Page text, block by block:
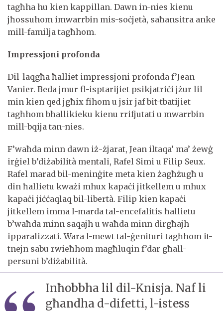
tagħha hu kien kappillan. Dawn in-nies kienu
jħossuhom imwarrbin mis-soċjetà, saħansitra anke
mill-familja tagħhom.
Impressjoni profonda
Dil-laqgħa ħalliet impressjoni profonda f’Jean
Vanier. Beda jmur fl-isptarijiet psikjatriċi jżur lil
min kien qed jgħix fihom u jsir jaf bit-tbatijiet
tagħhom bħallikieku kienu rrifjutati u mwarrbin
mill-bqija tan-nies.
F’waħda minn dawn iż-żjarat, Jean iltaqa’ ma’ żewġ
irġiel b’diżabilità mentali, Rafel Simi u Filip Seux.
Rafel marad bil-meninġite meta kien żagħżugħ u
din ħallietu kważi mhux kapaċi jitkellem u mhux
kapaċi jiċċaqlaq bil-libertà. Filip kien kapaċi
jitkellem imma l-marda tal-encefalitis ħallietu
b’waħda minn saqajh u waħda minn dirgħajh
ipparalizzati. Wara l-mewt tal-ġenituri tagħhom it-
tnejn sabu rwieħhom magħluqin f’dar għall-
persuni b’diżabilità.
Inħobbha lil dil-Knisja. Naf li
għandha d-difetti, l-istess